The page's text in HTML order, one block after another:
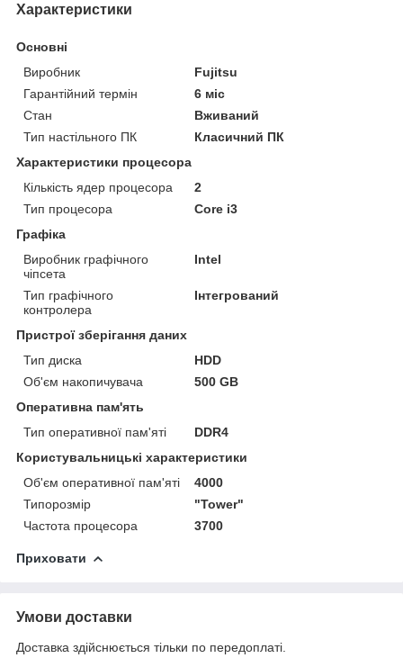
Характеристики
Основні
Виробник
Fujitsu
Гарантійний термін
6 міс
Стан
Вживаний
Тип настільного ПК
Класичний ПК
Характеристики процесора
Кількість ядер процесора
2
Тип процесора
Core i3
Графіка
Виробник графічного
чіпсета
Intel
Тип графічного
контролера
Інтегрований
Пристрої зберігання даних
Тип диска
HDD
Об'єм накопичувача
500 GB
Оперативна пам'ять
Тип оперативної пам'яті
DDR4
Користувальницькі характеристики
Об'єм оперативної пам'яті
4000
Типорозмір
"Tower"
Частота процесора
3700
Приховати
Умови доставки
Доставка здійснюється тільки по передоплаті.